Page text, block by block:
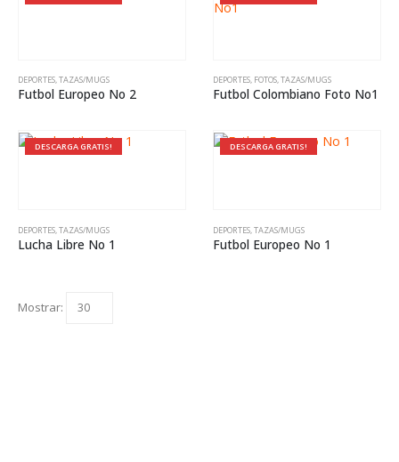
DEPORTES,TAZAS/MUGS
Futbol Europeo No 2
DEPORTES, FOTOS,TAZAS/MUGS
Futbol Colombiano Foto No1
DESCARGA GRATIS!
DEPORTES,TAZAS/MUGS
Lucha Libre No 1
DESCARGA GRATIS!
DEPORTES,TAZAS/MUGS
Futbol Europeo No 1
Mostrar: